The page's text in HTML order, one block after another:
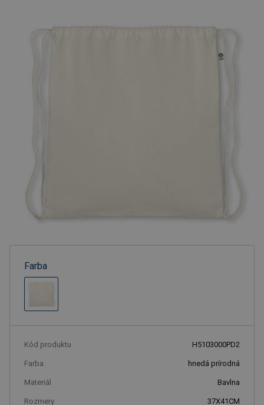
Farba
Kód produktu H5103000PD2
Farba hnedá prírodná
Materiál Bavlna
Rozmery 37X41CM